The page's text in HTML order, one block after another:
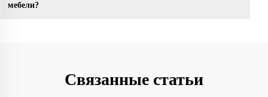
мебели?
Связанные статьи